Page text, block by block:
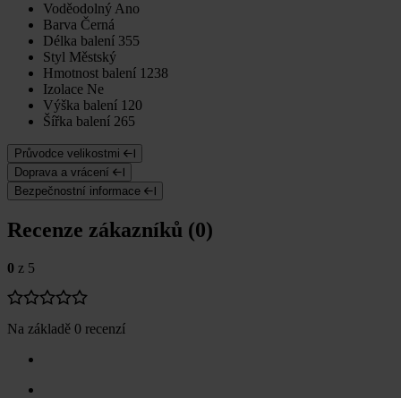
VoděodolnýAno
Barva Černá
Délka balení 355
Styl Městský
Hmotnost balení 1238
Izolace Ne
Výška balení 120
Šířka balení 265
Průvodce velikostmi
Doprava a vrácení
Bezpečnostní informace
Recenze zákazníků (0)
0 z 5
Na základě 0 recenzí